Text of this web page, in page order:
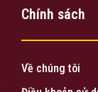
Chính sách
Về chúng tôi